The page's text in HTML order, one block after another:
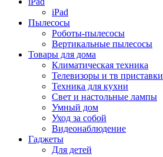
iPad
Пылесосы
Роботы-пылесосы
Вертикальные пылесосы
Товары для дома
Климатическая техника
Телевизоры и тв приставки
Техника для кухни
Свет и настольные лампы
Умный дом
Уход за собой
Видеонаблюдение
Гаджеты
Для детей